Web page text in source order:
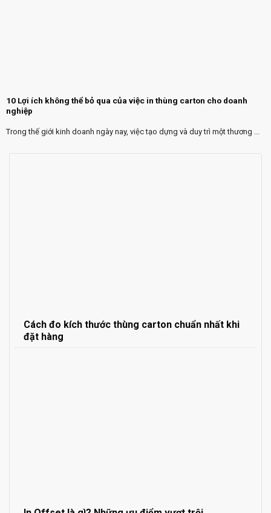
10 Lợi ích không thể bỏ qua của việc in thùng carton cho doanh
nghiệp
Trong thế giới kinh doanh ngày nay, việc tạo dựng và duy trì một thương ...
Cách đo kích thước thùng carton chuẩn nhất khi
đặt hàng